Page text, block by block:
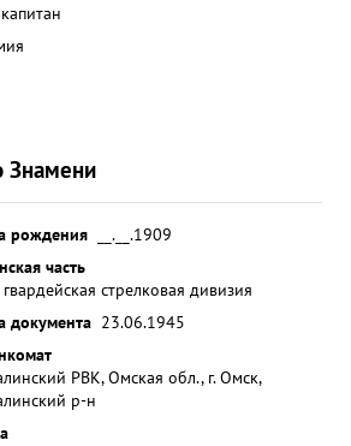
капитан
Знамени
рождения
__.__.1909
часть
стрелковая дивизия
документа 23.06.1945
РВК, Омская обл., г. Омск,
р-н